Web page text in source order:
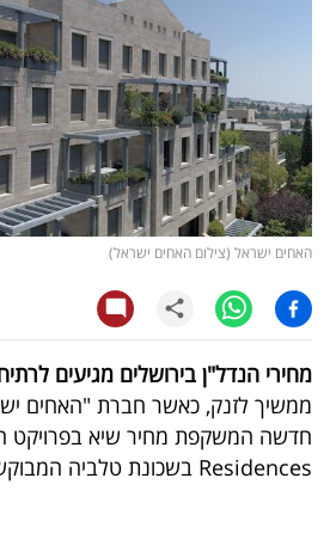
רכילות
עסקית
קריפטו
ויראלי
טלוויזיה
עסקי
ספורט
האחים ישראל (צילום האחים ישראל)
מחירי הנדל"ן בירושלים מגיעים
ממשיך לזנק, כאשר חברת "האחים
Residences בשכונת טלביה המבוקשת.